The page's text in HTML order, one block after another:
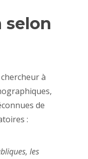
selon
chercheur à
de
:
les